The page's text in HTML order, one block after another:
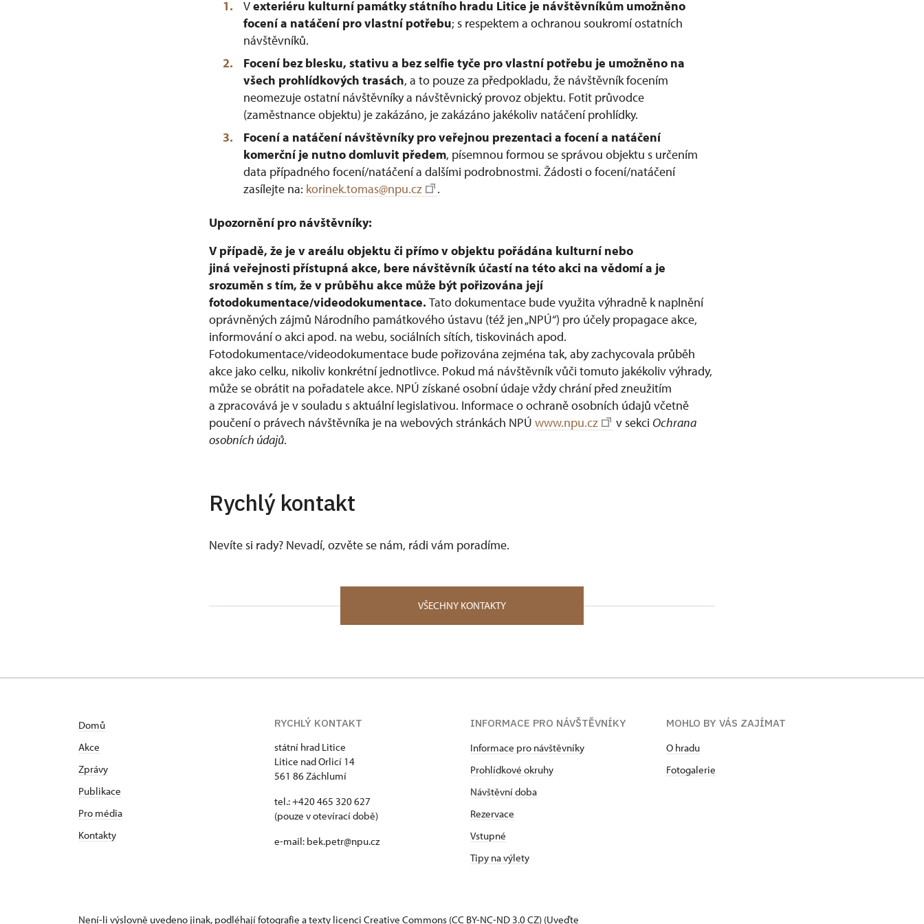
Vexteriéru kulturní památky státního hradu Litice je návštěvníkům umožněno
focení a natáčení pro vlastní potřebu; s respektem a ochranou soukromí ostatních
návštěvníků.
Focení bez blesku, stativu a bez selfie tyče pro vlastní potřebu je umožněno na
všech prohlídkových trasách, a to pouze za předpokladu, že návštěvník focením
neomezuje ostatní návštěvníky a návštěvnický provoz objektu. Fotit průvodce
(zaměstnance objektu) je zakázáno, je zakázáno jakékoliv natáčení prohlídky.
Focení a natáčení návštěvníky pro veřejnou prezentaci a focení a natáčení
komerční je nutno domluvit předem, písemnou formou se správou objektu s určením
data případného focení/natáčení a dalšími podrobnostmi. Žádosti o focení/natáčení
zasílejte na: korinek.tomas@npu.cz .
Upozornění pro návštěvníky:
V případě, že je v areálu objektu či přímo v objektu pořádána kulturní nebo
jiná veřejnosti přístupná akce, bere návštěvník účastí na této akci na vědomí a je
srozuměn s tím, že v průběhu akce může být pořizována její
fotodokumentace/videodokumentace. Tato dokumentace bude využita výhradně k naplnění
oprávněných zájmů Národního památkového ústavu (též jen „NPÚ“) pro účely propagace akce,
informování o akci apod. na webu, sociálních sítích, tiskovinách apod.
Fotodokumentace/videodokumentace bude pořizována zejména tak, aby zachycovala průběh
akce jako celku, nikoliv konkrétní jednotlivce. Pokud má návštěvník vůči tomuto jakékoliv výhrady,
může se obrátit na pořadatele akce. NPÚ získané osobní údaje vždy chrání před zneužitím
a zpracovává je v souladu s aktuální legislativou. Informace o ochraně osobních údajů včetně
poučení o právech návštěvníka je na webových stránkách NPÚ www.npu.cz v sekci Ochrana
osobních údajů.
Rychlý kontakt
Nevíte si rady? Nevadí, ozvěte se nám, rádi vám poradíme.
VŠECHNY KONTAKTY
Domů
Akce
Zprávy
Publikace
Pro média
Kontakty
RYCHLÝ KONTAKT
státní hrad Litice
Litice nad Orlicí 14
561 86 Záchlumí
tel.: +420 465 320 627
(pouze v otevírací době)
e-mail: bek.petr@npu.cz
INFORMACE PRO NÁVŠTĚVNÍKY
Informace pro návštěvníky
Prohlídkové okruhy
Návštěvní doba
Rezervace
Vstupné
Tipy na výlety
MOHLO BY VÁS ZAJÍMAT
O hradu
Fotogalerie
Není-li výslovně uvedeno jinak, podléhají fotografie a texty licenci Creative Commons (CC BY-NC-ND 3.0 CZ) (Uveďte